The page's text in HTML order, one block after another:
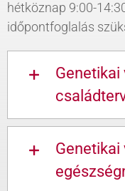
hétköznap 9:00-
időpontfoglalás